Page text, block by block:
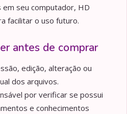
seu computador, HD
facilitar o uso futuro.
antes de comprar
edição, alteração ou
dos arquivos.
por verificar se possui
e conhecimentos